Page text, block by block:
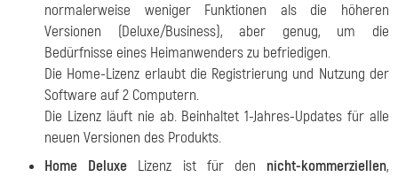
normalerweise weniger Funktionen als die höheren
Versionen (Deluxe/Business), aber genug, um die
Bedürfnisse eines Heimanwenders zu befriedigen.
Die Home-Lizenz erlaubt die Registrierung und Nutzung der
Software auf 2 Computern.
Die Lizenz läuft nie ab. Beinhaltet 1-Jahres-Updates für alle
neuen Versionen des Produkts.
Home Deluxe Lizenz ist für den nicht-kommerziellen,